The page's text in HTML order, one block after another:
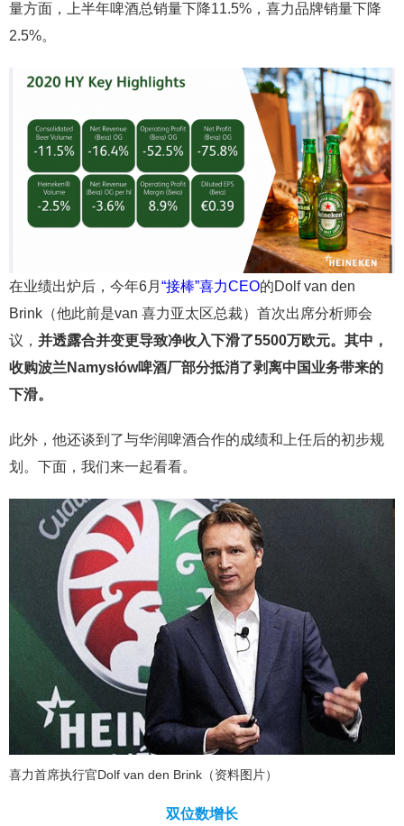
量方面，上半年啤酒总销量下降11.5%，喜力品牌销量下降
2.5%。
在业绩出炉后，今年6月 “接棒”喜力CEO的Dolf van den
Brink（他此前是van 喜力亚太区总裁）首次出席分析师会
议， 并透露合并变更导致净收入下滑了5500万欧元。其中，
收购波兰Namysłów啤酒厂部分抵消了剥离中国业务带来的
下滑。
此外，他还谈到了与华润啤酒合作的成绩和上任后的初步规
划。下面，我们来一起看看。
喜力首席执行官Dolf van den Brink（资料图片）
双位数增长